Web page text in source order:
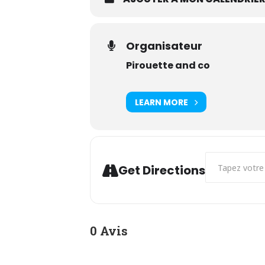
Organisateur
Pirouette and co
LEARN MORE
Get Directions
0 Avis